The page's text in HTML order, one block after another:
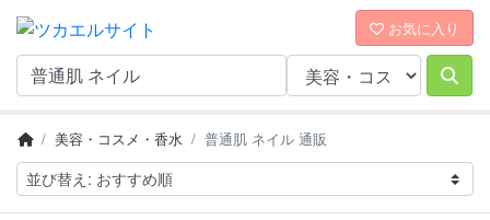
お気に入り
美容・コスメ・香水 普通肌 ネイル 通販